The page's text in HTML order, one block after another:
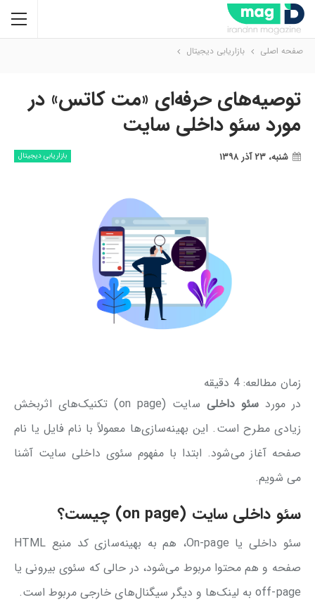
صفحه اصلی بازاریابی دیجیتال
توصیه‌های حرفه‌ای «مت کاتس» در
مورد سئو داخلی سایت‌
بازاریابی دیجیتال شنبه، ۲۳ آذر ۱۳۹۸
زمان مطالعه: 4 دقیقه
در مورد سئو داخلی
سایت (on page) تکنیک‌های اثربخش
زیادی مطرح است. این بهینه‌سازی‌ها معمولاً با نام فایل یا نام
صفحه آغاز می‌شود. ابتدا با مفهوم سئوی داخلی سایت آشنا
می شویم.
سئو داخلی سایت (on page) چیست؟
سئو داخلی یا On-page، هم به بهینه‌سازی کد منبع HTML
صفحه و هم محتوا مربوط می‌شود، در حالی که سئوی بیرونی یا
off-page به لینک‌ها و دیگر سیگنال‌های خارجی مربوط است.